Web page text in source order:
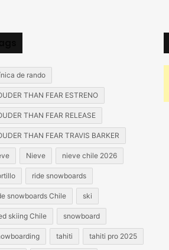
de rando
THAN FEAR ESTRENO
THAN FEAR RELEASE
THAN FEAR TRAVIS BARKER
Nieve nieve chile 2026
ride snowboards
snowboards Chile ski
skiing Chile snowboard
tahiti tahiti pro 2025